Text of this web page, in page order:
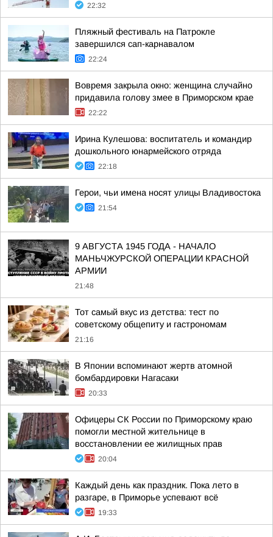
22:32
Пляжный фестиваль на Патрокле
завершился сап-карнавалом
22:24
Вовремя закрыла окно: женщина случайно
придавила голову змее в Приморском крае
22:22
Ирина Кулешова: воспитатель и командир
дошкольного юнармейского отряда
22:18
Герои, чьи имена носят улицы Владивостока
21:54
9 АВГУСТА 1945 ГОДА - НАЧАЛО
МАНЬЧЖУРСКОЙ ОПЕРАЦИИ КРАСНОЙ
АРМИИ
21:48
Тот самый вкус из детства: тест по
советскому общепиту и гастрономам
21:16
В Японии вспоминают жертв атомной
бомбардировки Нагасаки
20:33
Офицеры СК России по Приморскому краю
помогли местной жительнице в
восстановлении ее жилищных прав
20:04
Каждый день как праздник. Пока лето в
разгаре, в Приморье успевают всё
19:33